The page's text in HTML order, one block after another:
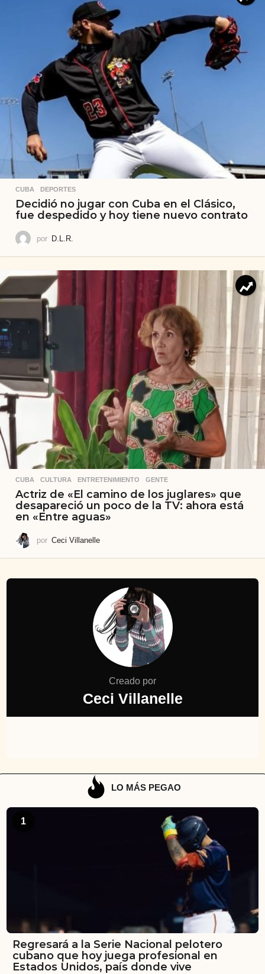
CUBA ,DEPORTES
Decidió no jugar con Cuba en el Clásico,
fue despedido y hoy tiene nuevo contrato
por D.L.R.
CUBA ,CULTURA ,ENTRETENIMIENTO ,GENTE
Actriz de «El camino de los juglares» que
desapareció un poco de la TV: ahora está
en «Entre aguas»
por Ceci Villanelle
Creado por
Ceci Villanelle
LO MÁS PEGAO
1
Regresará a la Serie Nacional pelotero
cubano que hoy juega profesional en
Estados Unidos, país donde vive